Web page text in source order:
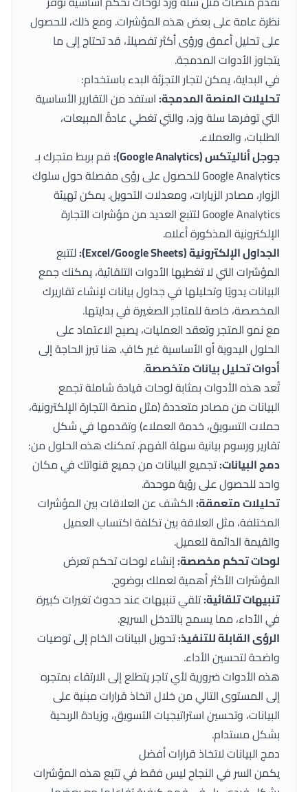
نظرة عامة على بعض هذه المؤشرات. ومع ذلك، للحصول
على تحليل أعمق ورؤى أكثر تفصيلاً، قد تحتاج إلى ما
يتجاوز الأدوات المدمجة.
في البداية، يمكن لتجار التجزئة البدء باستخدام:
تحليلات المنصة المدمجة:استفد من التقارير الأساسية
التي توفرها سلة وزد، والتي تغطي عادةً المبيعات،
الطلبات، والعملاء.
جوجل أناليتكس (Google Analytics):
قم بربط متجرك بـ
Google Analytics للحصول على رؤى مفصلة حول سلوك
الزوار، مصادر الزيارات، ومعدلات التحويل. يمكن تهيئة
Google Analytics لتتبع العديد من مؤشرات التجارة
الإلكترونية المذكورة أعلاه.
الجداول الإلكترونية (Excel/Google Sheets):
لتتبع
المؤشرات التي لا تغطيها الأدوات التلقائية، يمكنك جمع
البيانات يدويًا وتحليلها في جداول بيانات لإنشاء تقاريرك
المخصصة، خاصة للمتاجر الصغيرة في بدايتها.
مع نمو المتجر وتعقد العمليات، يصبح الاعتماد على
الحلول اليدوية أو الأساسية غير كافٍ. هنا تبرز الحاجة إلى
أدوات تحليل بيانات متخصصة.
تُعد هذه الأدوات بمثابة لوحات قيادة شاملة تجمع
البيانات من مصادر متعددة (مثل منصة التجارة الإلكترونية،
حملات التسويق، خدمة العملاء) وتقدمها في شكل
تقارير ورسوم بيانية سهلة الفهم. تمكنك هذه الحلول من:
دمج البيانات:تجميع البيانات من جميع قنواتك في مكان
واحد للحصول على رؤية موحدة.
تحليلات متعمقة:الكشف عن العلاقات بين المؤشرات
المختلفة، مثل العلاقة بين تكلفة اكتساب العميل
والقيمة الدائمة للعميل.
لوحات تحكم مخصصة:إنشاء لوحات تحكم تعرض
المؤشرات الأكثر أهمية لعملك بوضوح.
تنبيهات تلقائية:تلقي تنبيهات عند حدوث تغيرات كبيرة
في الأداء، مما يسمح بالتدخل السريع.
الرؤى القابلة للتنفيذ:تحويل البيانات الخام إلى توصيات
واضحة لتحسين الأداء.
هذه الأدوات ضرورية لأي تاجر يتطلع إلى الارتقاء بمتجره
إلى المستوى التالي من خلال اتخاذ قرارات مبنية على
البيانات، وتحسين استراتيجيات التسويق، وزيادة الربحية
بشكل مستدام.
دمج البيانات لاتخاذ قرارات أفضل
يكمن السر في النجاح ليس فقط في تتبع هذه المؤشرات